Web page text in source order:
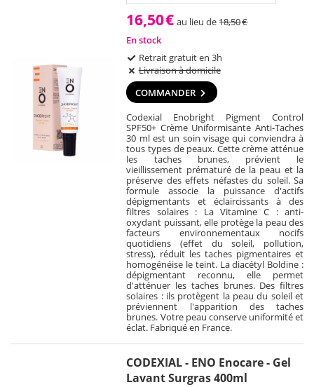
16,50€ au lieu de18,50€
En stock
Retrait gratuit en 3h
Livraison à domicile
COMMANDER
Codexial Enobright Pigment Control
SPF50+ Crème Uniformisante Anti-Taches
30 ml est un soin visage qui conviendra à
tous types de peaux. Cette crème atténue
les taches brunes, prévient le
vieillissement prématuré de la peau et la
préserve des effets néfastes du soleil. Sa
formule associe la puissance d'actifs
dépigmentants et éclaircissants à des
filtres solaires : La Vitamine C : anti-
oxydant puissant, elle protège la peau des
facteurs environnementaux nocifs
quotidiens (effet du soleil, pollution,
stress), réduit les taches pigmentaires et
homogénéise le teint. La diacétyl Boldine :
dépigmentant reconnu, elle permet
d'atténuer les taches brunes. Des filtres
solaires : ils protègent la peau du soleil et
préviennent l'apparition des taches
brunes. Votre peau conserve uniformité et
éclat. Fabriqué en France.
CODEXIAL - ENO Enocare - Gel
Lavant Surgras 400ml